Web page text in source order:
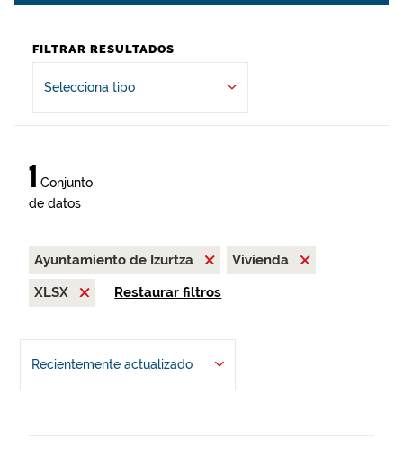
FILTRAR RESULTADOS
Selecciona tipo
1 Conjunto
de datos
Ayuntamiento de Izurtza
Vivienda
XLSX
Restaurar filtros
Recientemente actualizado